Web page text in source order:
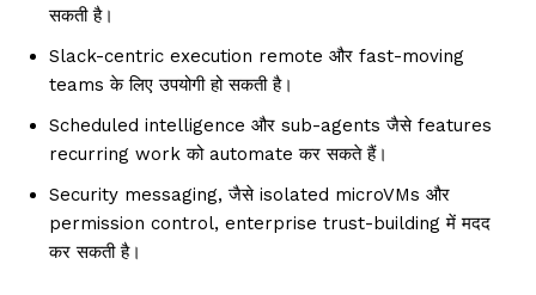
सकती है।
Slack-centric execution remote और fast-moving
teams के लिए उपयोगी हो सकती है।
Scheduled intelligence और sub-agents जैसे features
recurring work को automate कर सकते हैं।
Security messaging, जैसे isolated microVMs और
permission control, enterprise trust-building में मदद
कर सकती है।